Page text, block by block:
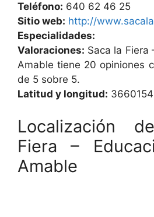
Teléfono: 640 62 46 25
Sitio web: http://
Especialidades:
Valoraciones: Saca la Fiera
Amable tiene 20 opiniones
de 5 sobre 5.
Latitud y longitud:
Localización
Fiera –
Amable